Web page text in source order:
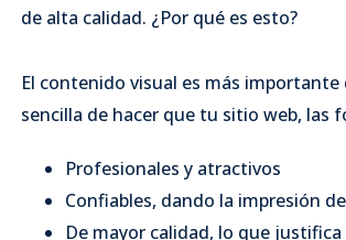
de alta calidad. ¿Por qué es esto?
El contenido visual es más
sencilla de hacer que tu sitio web, las
Profesionales y atractivos
Confiables, dando la impresión
De mayor calidad, lo que